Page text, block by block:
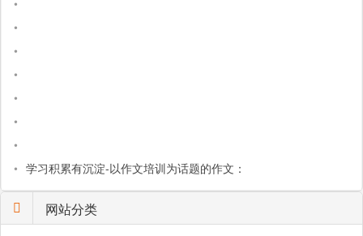
•
•
•
•
•
•
•
• 学习积累有沉淀-以作文培训为话题的作文：
网站分类